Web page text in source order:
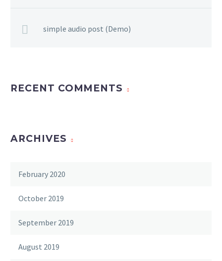
simple audio post (Demo)
RECENT COMMENTS
ARCHIVES
February 2020
October 2019
September 2019
August 2019